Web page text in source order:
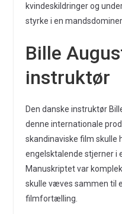
kvindeskildringer og
styrke i en
Bille
instruktør
Den danske instruktør
denne internationale
skandinaviske film skulle
engelsktalende stjerner i
Manuskriptet var
skulle væves sammen til
filmfortælling.